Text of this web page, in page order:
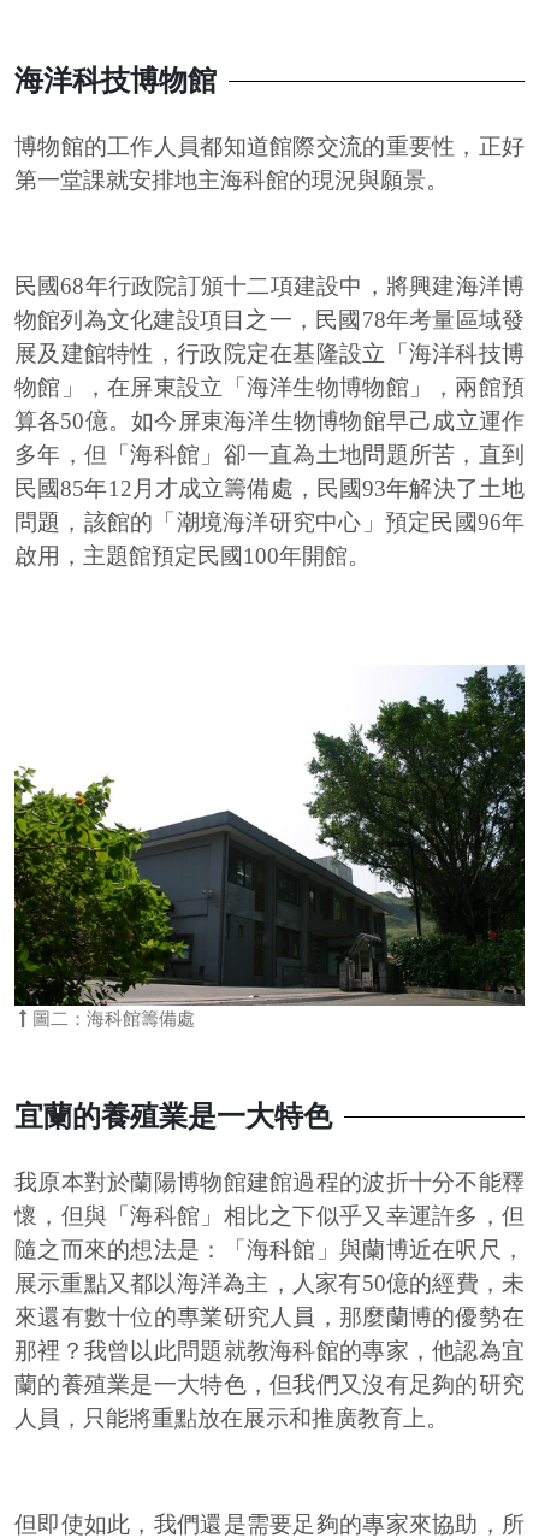
海洋科技博物館
博物館的工作人員都知道館際交流的重要性，正好
第一堂課就安排地主海科館的現況與願景。
民國68年行政院訂頒十二項建設中，將興建海洋博
物館列為文化建設項目之一，民國78年考量區域發
展及建館特性，行政院定在基隆設立「海洋科技博
物館」，在屏東設立「海洋生物博物館」，兩館預
算各50億。如今屏東海洋生物博物館早己成立運作
多年，但「海科館」卻一直為土地問題所苦，直到
民國85年12月才成立籌備處，民國93年解決了土地
問題，該館的「潮境海洋研究中心」預定民國96年
啟用，主題館預定民國100年開館。
圖二：海科館籌備處
宜蘭的養殖業是一大特色
我原本對於蘭陽博物館建館過程的波折十分不能釋
懷，但與「海科館」相比之下似乎又幸運許多，但
隨之而來的想法是：「海科館」與蘭博近在呎尺，
展示重點又都以海洋為主，人家有50億的經費，未
來還有數十位的專業研究人員，那麼蘭博的優勢在
那裡？我曾以此問題就教海科館的專家，他認為宜
蘭的養殖業是一大特色，但我們又沒有足夠的研究
人員，只能將重點放在展示和推廣教育上。
但即使如此，我們還是需要足夠的專家來協助，所